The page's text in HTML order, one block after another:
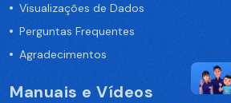
Visualizações de Dados
Perguntas Frequentes
Agradecimentos
Manuais e Vídeos